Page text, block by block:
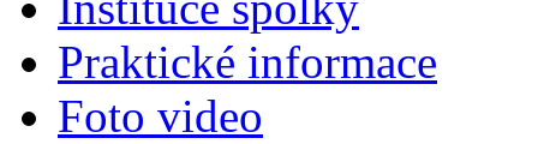
Praktické informace
Foto video